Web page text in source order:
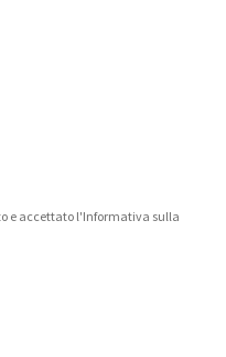
e accettato l'Informativa sulla